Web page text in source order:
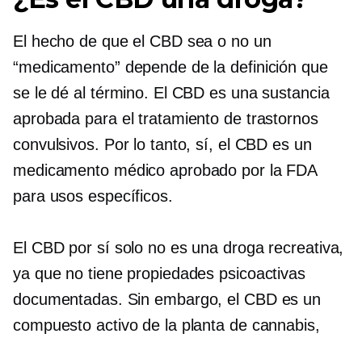
El hecho de que el CBD sea o no un
“medicamento” depende de la definición que
se le dé al término. El CBD es una sustancia
aprobada para el tratamiento de trastornos
convulsivos. Por lo tanto, sí, el CBD es un
medicamento médico aprobado por la FDA
para usos específicos.
El CBD por sí solo no es una droga recreativa,
ya que no tiene propiedades psicoactivas
documentadas. Sin embargo, el CBD es un
compuesto activo de la planta de cannabis,